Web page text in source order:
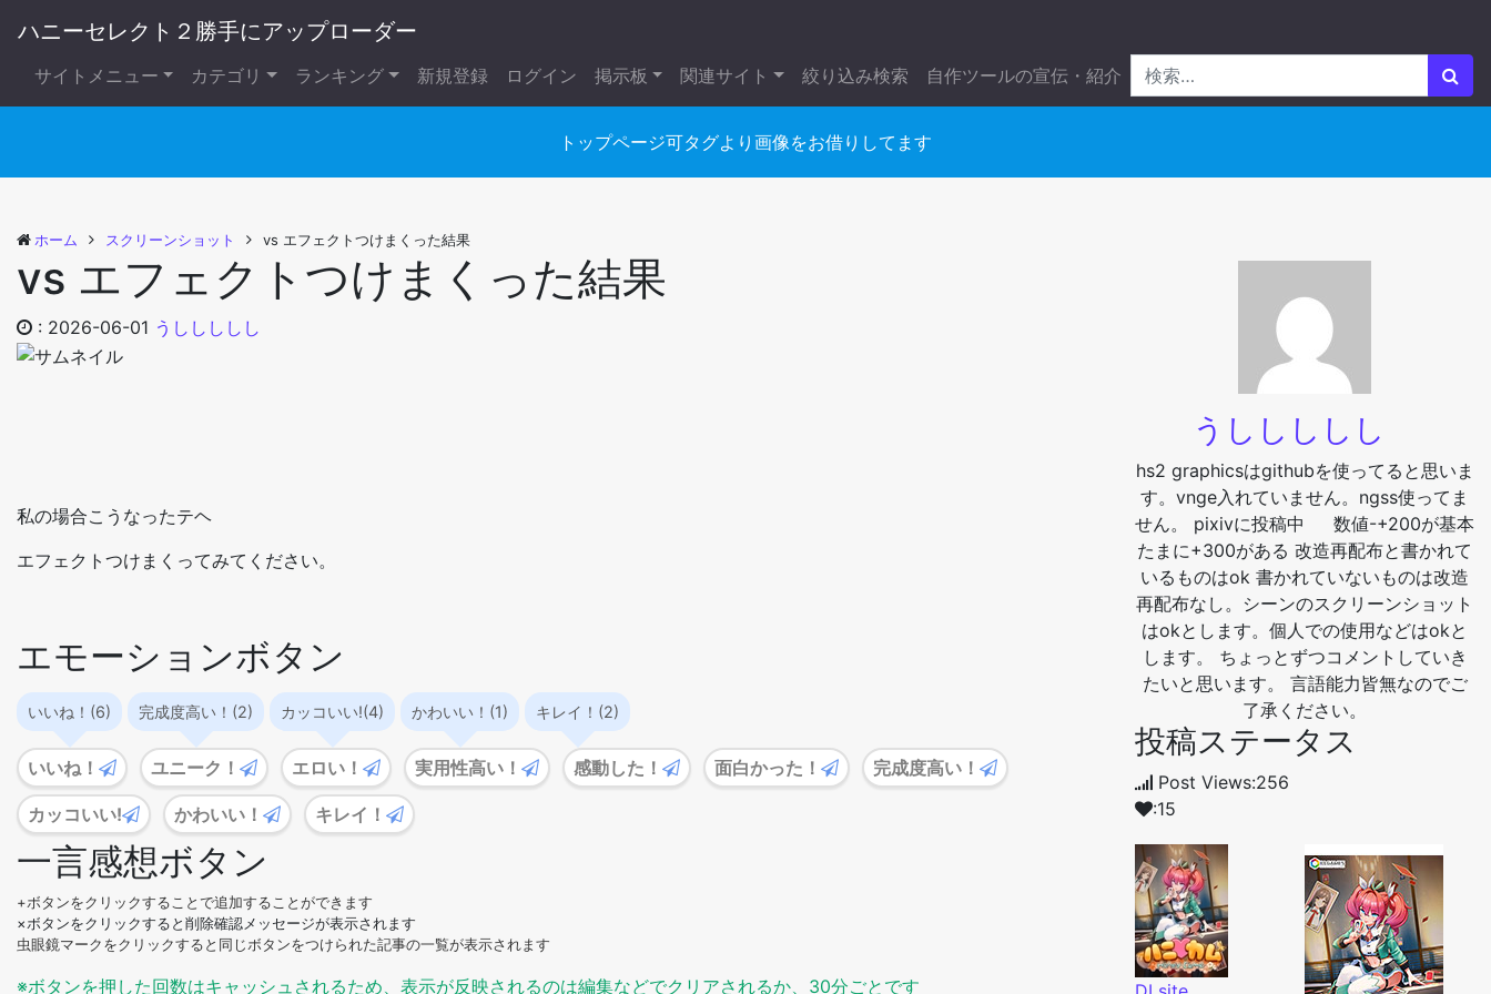
ハニーセレクト２勝手にアップローダー
サイトメニュー カテゴリ ランキング 新規登録 ログイン 掲示板 関連サイト 絞り込み検索 自作ツールの宣伝・紹介
トップページ可タグより画像をお借りしてます
ホーム スクリーンショット vs エフェクトつけまくった結果
vs エフェクトつけまくった結果
: 2026-06-01 うししししし
私の場合こうなったテヘ
エフェクトつけまくってみてください。
エモーションボタン
いいね！(6) 完成度高い！(2) カッコいい!(4) かわいい！(1) キレイ！(2)
いいね！ ユニーク！ エロい！ 実用性高い！ 感動した！ 面白かった！ 完成度高い！
カッコいい! かわいい！ キレイ！
一言感想ボタン
+ボタンをクリックすることで追加することができます
×ボタンをクリックすると削除確認メッセージが表示されます
虫眼鏡マークをクリックすると同じボタンをつけられた記事の一覧が表示されます
※ボタンを押した回数はキャッシュされるため、表示が反映されるのは編集などでクリアされるか、30分ごとです
うししししし
hs2 graphicsはgithubを使ってると思いま
す。vnge入れていません。ngss使ってま
せん。 pixivに投稿中 数値-+200が基本
たまに+300がある 改造再配布と書かれて
いるものはok 書かれていないものは改造
再配布なし。シーンのスクリーンショット
はokとします。個人での使用などはokと
します。 ちょっとずつコメントしていき
たいと思います。 言語能力皆無なのでご
了承ください。
投稿ステータス
Post Views:256
:15